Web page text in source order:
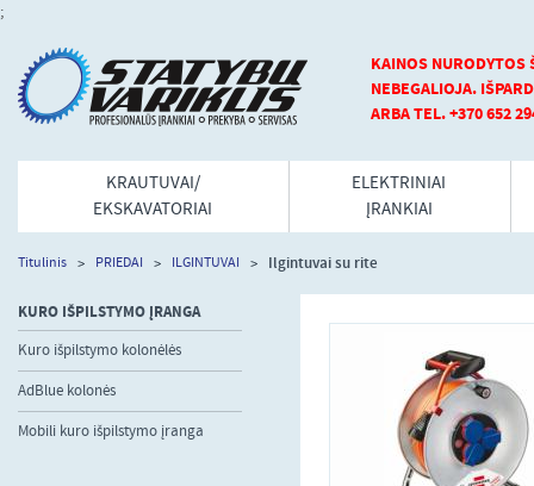
;
KAINOS NURODYTOS
NEBEGALIOJA.
ARBA TEL. +370 652
KRAUTUVAI/
EKSKAVATORIAI
ELEKTRINIAI
ĮRANKIAI
Titulinis PRIEDAI ILGINTUVAI Ilgintuvai su rite
KURO IŠPILSTYMO ĮRANGA
Kuro išpilstymo kolonėlės
AdBlue kolonės
Mobili kuro išpilstymo įranga